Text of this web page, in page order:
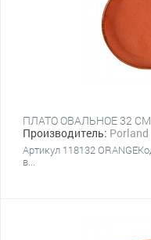
ПЛАТО ОВАЛЬНОЕ 32 СМ
Производитель: Porland
Артикул 118132
в...